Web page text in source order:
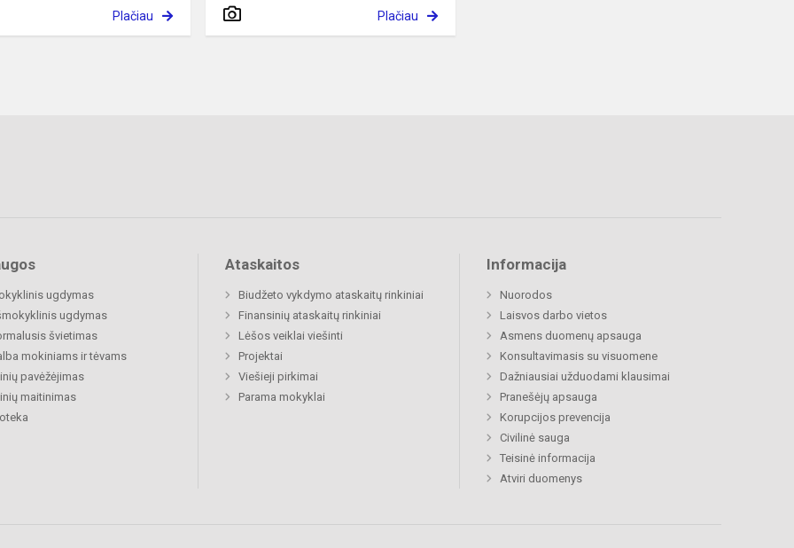
Plačiau Plačiau
ugdymas
ugdymas
švietimas
mokiniams ir tėvams
pavėžėjimas
maitinimas
Ataskaitos
Biudžeto vykdymo ataskaitų rinkiniai
Finansinių ataskaitų rinkiniai
Lėšos veiklai viešinti
Projektai
Viešieji pirkimai
Parama mokyklai
Informacija
Nuorodos
Laisvos darbo vietos
Asmens duomenų apsauga
Konsultavimasis su visuomene
Dažniausiai užduodami klausimai
Pranešėjų apsauga
Korupcijos prevencija
Civilinė sauga
Teisinė informacija
Atviri duomenys